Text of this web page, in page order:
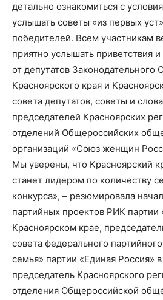
детально ознакомиться с
услышать советы «из первых
победителей. Всем участникам
приятно услышать приветствия
от депутатов Законодательного
Красноярского края и
совета депутатов, советы и
председателей Красноярских
отделений Общероссийских
организаций «Союз женщин
Мы уверены, что Красноярский
станет лидером по количеству
конкурса», – резюмировала
партийных проектов РИК партии
Красноярском крае,
совета федерального
семья» партии «Единая Россия»
председатель Красноярского
отделения Общероссийской